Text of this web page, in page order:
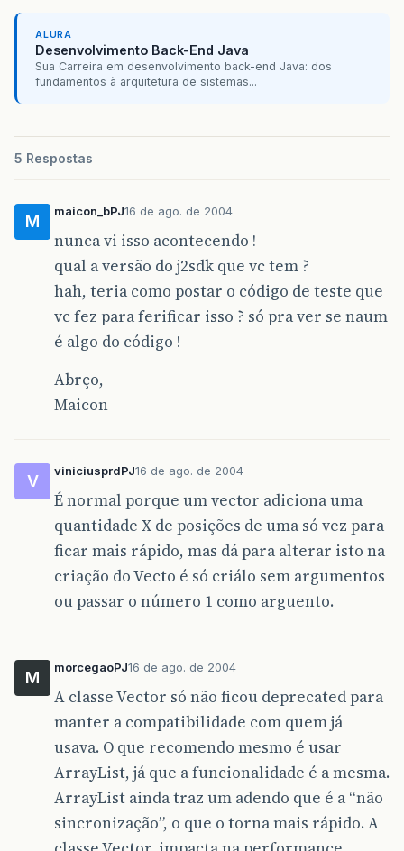
ALURA
Desenvolvimento Back-End Java
Sua Carreira em desenvolvimento back-end Java: dos
fundamentos à arquitetura de sistemas...
5 Respostas
M
maicon_bPJ16 de ago. de 2004
nunca vi isso acontecendo !
qual a versão do j2sdk que vc tem ?
hah, teria como postar o código de teste que
vc fez para ferificar isso ? só pra ver se naum
é algo do código !
Abrço,
Maicon
V
viniciusprdPJ16 de ago. de 2004
É normal porque um vector adiciona uma
quantidade X de posições de uma só vez para
ficar mais rápido, mas dá para alterar isto na
criação do Vecto é só criálo sem argumentos
ou passar o número 1 como arguento.
M
morcegaoPJ16 de ago. de 2004
A classe Vector só não ficou deprecated para
manter a compatibilidade com quem já
usava. O que recomendo mesmo é usar
ArrayList, já que a funcionalidade é a mesma.
ArrayList ainda traz um adendo que é a “não
sincronização”, o que o torna mais rápido. A